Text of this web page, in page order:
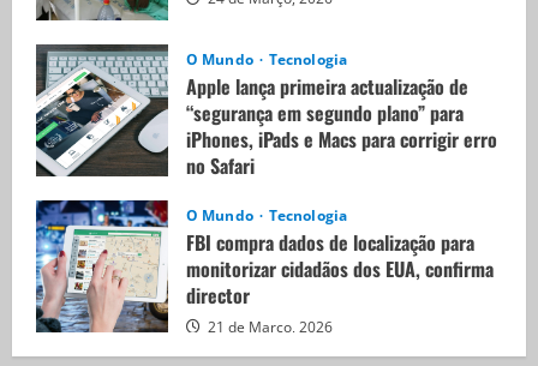
O Mundo Tecnologia
Apple lança primeira actualização de
“segurança em segundo plano” para
iPhones, iPads e Macs para corrigir erro
no Safari
O Mundo
Tecnologia
FBI compra dados de localização para
monitorizar cidadãos dos EUA, confirma
director
21 de Março, 2026